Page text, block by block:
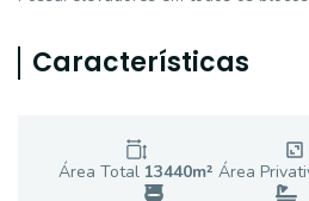
Características
Área Total 13440m² Área